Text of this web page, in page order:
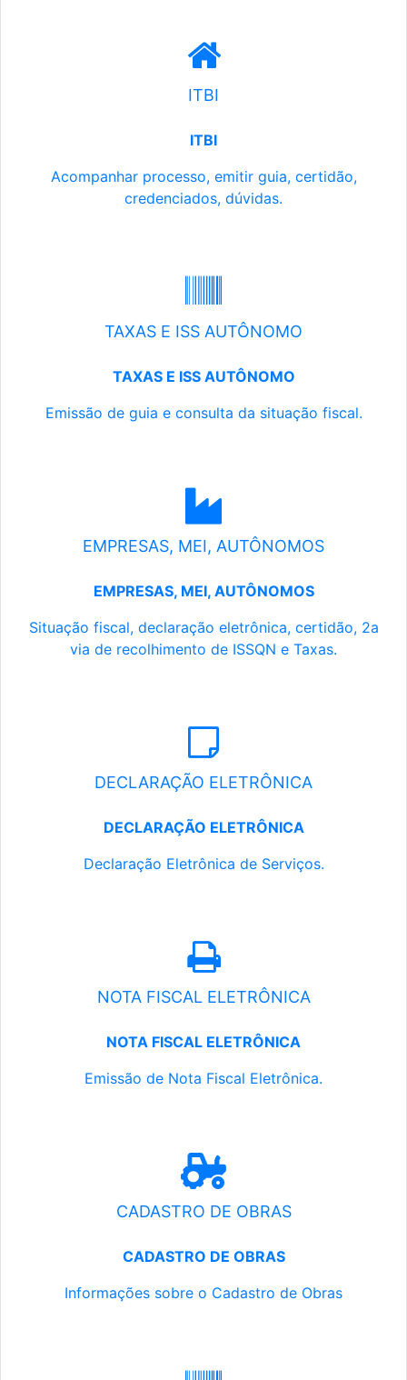
ITBI
ITBI
Acompanhar processo, emitir guia, certidão,
credenciados, dúvidas.
TAXAS E ISS AUTÔNOMO
TAXAS E ISS AUTÔNOMO
Emissão de guia e consulta da situação fiscal.
EMPRESAS, MEI, AUTÔNOMOS
EMPRESAS, MEI, AUTÔNOMOS
Situação fiscal, declaração eletrônica, certidão, 2a
via de recolhimento de ISSQN e Taxas.
DECLARAÇÃO ELETRÔNICA
DECLARAÇÃO ELETRÔNICA
Declaração Eletrônica de Serviços.
NOTA FISCAL ELETRÔNICA
NOTA FISCAL ELETRÔNICA
Emissão de Nota Fiscal Eletrônica.
CADASTRO DE OBRAS
CADASTRO DE OBRAS
Informações sobre o Cadastro de Obras